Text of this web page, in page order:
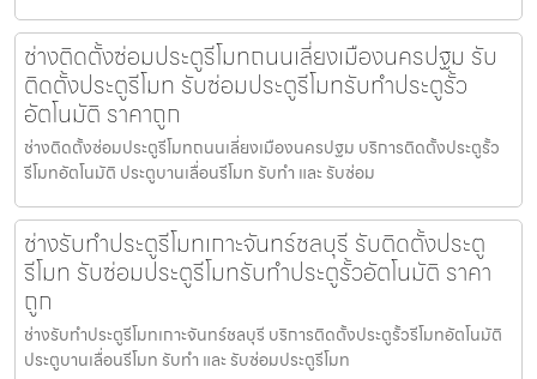
ช่างติดตั้งซ่อมประตูรีโมทถนนเลี่ยงเมืองนครปฐม รับ
ติดตั้งประตูรีโมท รับซ่อมประตูรีโมทรับทำประตูรั้ว
อัตโนมัติ ราคาถูก
ช่างติดตั้งซ่อมประตูรีโมทถนนเลี่ยงเมืองนครปฐม บริการติดตั้งประตูรั้ว
รีโมทอัตโนมัติ ประตูบานเลื่อนรีโมท รับทำ และ รับซ่อม
ช่างรับทำประตูรีโมทเกาะจันทร์ชลบุรี รับติดตั้งประตู
รีโมท รับซ่อมประตูรีโมทรับทำประตูรั้วอัตโนมัติ ราคา
ถูก
ช่างรับทำประตูรีโมทเกาะจันทร์ชลบุรี บริการติดตั้งประตูรั้วรีโมทอัตโนมัติ
ประตูบานเลื่อนรีโมท รับทำ และ รับซ่อมประตูรีโมท